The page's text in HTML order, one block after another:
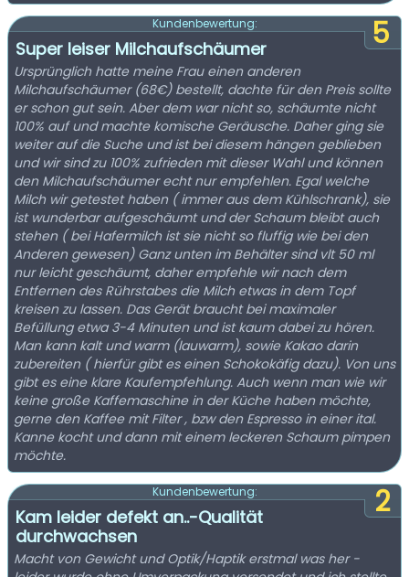
5
Kundenbewertung:
Super leiser Milchaufschäumer
Ursprünglich hatte meine Frau einen anderen
Milchaufschäumer (68€) bestellt, dachte für den Preis sollte
er schon gut sein. Aber dem war nicht so, schäumte nicht
100% auf und machte komische Geräusche. Daher ging sie
weiter auf die Suche und ist bei diesem hängen geblieben
und wir sind zu 100% zufrieden mit dieser Wahl und können
den Milchaufschäumer echt nur empfehlen. Egal welche
Milch wir getestet haben ( immer aus dem Kühlschrank), sie
ist wunderbar aufgeschäumt und der Schaum bleibt auch
stehen ( bei Hafermilch ist sie nicht so fluffig wie bei den
Anderen gewesen) Ganz unten im Behälter sind vlt 50 ml
nur leicht geschäumt, daher empfehle wir nach dem
Entfernen des Rührstabes die Milch etwas in dem Topf
kreisen zu lassen. Das Gerät braucht bei maximaler
Befüllung etwa 3-4 Minuten und ist kaum dabei zu hören.
Man kann kalt und warm (lauwarm), sowie Kakao darin
zubereiten ( hierfür gibt es einen Schokokäfig dazu). Von uns
gibt es eine klare Kaufempfehlung. Auch wenn man wie wir
keine große Kaffemaschine in der Küche haben möchte,
gerne den Kaffee mit Filter , bzw den Espresso in einer ital.
Kanne kocht und dann mit einem leckeren Schaum pimpen
möchte.
2
Kundenbewertung:
Kam leider defekt an..-Qualität
durchwachsen
Macht von Gewicht und Optik/Haptik erstmal was her -